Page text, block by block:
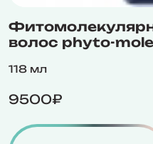
волос phyto-
118 мл
9500₽